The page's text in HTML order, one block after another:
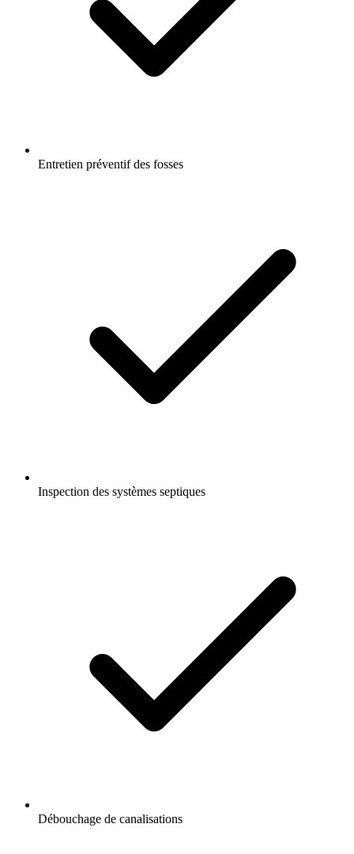
Entretien préventif des fosses
Inspection des systèmes septiques
Débouchage de canalisations